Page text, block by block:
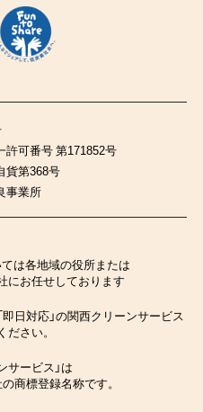
許可番号 第171852号
貨第368号
事業所
は各地域の役所または
にお任せしております
即日対応」の関西クリーンサービス
ださい。
サービス」は
商標登録名称です。